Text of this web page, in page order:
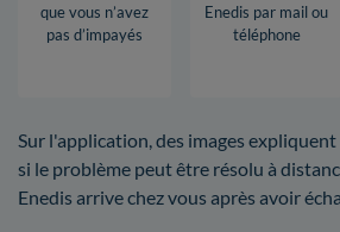
que vous n’avez
pas d’impayés
Enedis par mail ou
téléphone
Sur l'application, des images
si le problème peut être résolu à
Enedis arrive chez vous après avoir